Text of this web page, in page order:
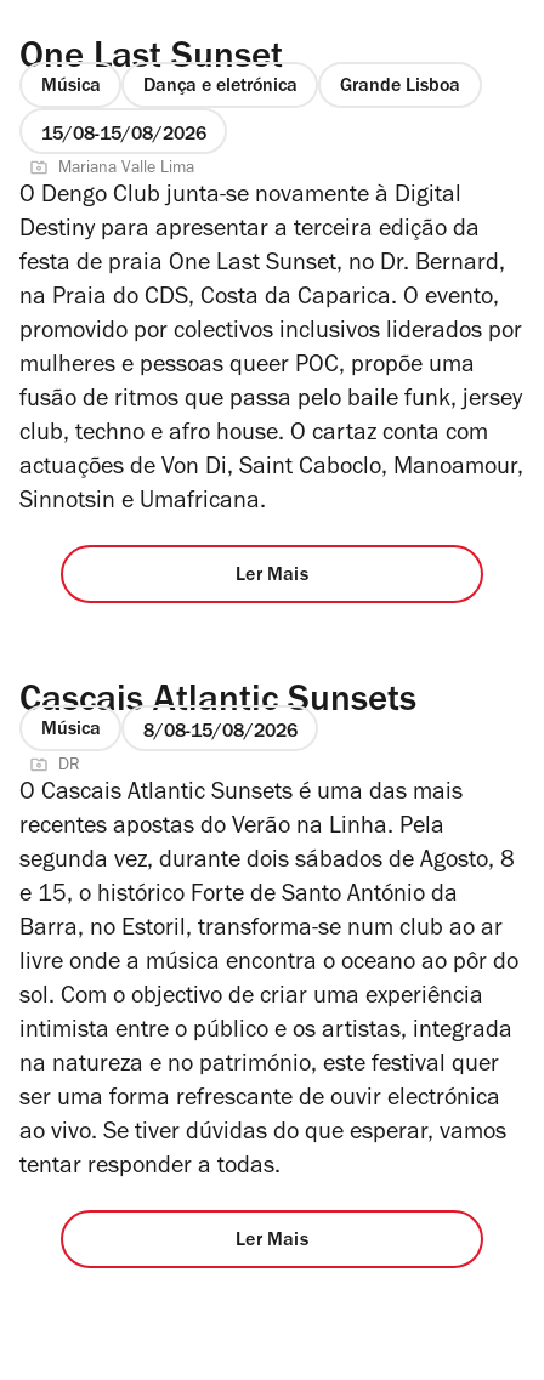
One Last Sunset
Música Dança e eletrónica Grande Lisboa
15/08 15/08/2026
Mariana Valle Lima
O Dengo Club junta-se novamente à Digital
Destiny para apresentar a terceira edição da
festa de praia One Last Sunset, no Dr. Bernard,
na Praia do CDS, Costa da Caparica. O evento,
promovido por colectivos inclusivos liderados por
mulheres e pessoas queer POC, propõe uma
fusão de ritmos que passa pelo baile funk, jersey
club, techno e afro house. O cartaz conta com
actuações de Von Di, Saint Caboclo, Manoamour,
Sinnotsin e Umafricana.
Ler Mais
Cascais Atlantic Sunsets
Música 8/08 15/08/2026
DR
O Cascais Atlantic Sunsets é uma das mais
recentes apostas do Verão na Linha. Pela
segunda vez, durante dois sábados de Agosto, 8
e 15, o histórico Forte de Santo António da
Barra, no Estoril, transforma-se num club ao ar
livre onde a música encontra o oceano ao pôr do
sol. Com o objectivo de criar uma experiência
intimista entre o público e os artistas, integrada
na natureza e no património, este festival quer
ser uma forma refrescante de ouvir electrónica
ao vivo. Se tiver dúvidas do que esperar, vamos
tentar responder a todas.
Ler Mais